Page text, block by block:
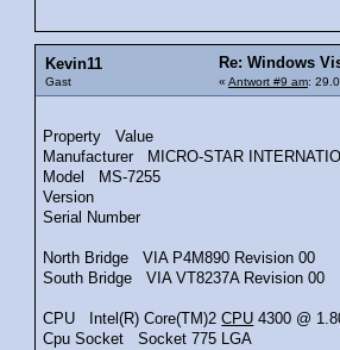
Kevin11
Gast
Re: Windows
« Antwort #9 am:
Property Value
Manufacturer MICRO-STAR
Model MS-7255
Version
Serial Number
North Bridge VIA P4M890 Revision 00
South Bridge VIA VT8237A Revision 00
CPU Intel(R) Core(TM)2CPU 4300 @
Cpu Socket Socket 775 LGA